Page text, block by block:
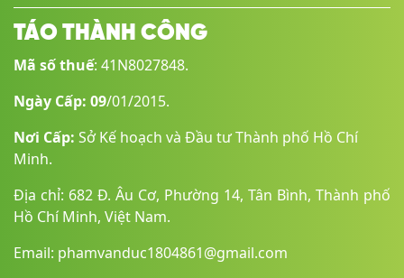
TÁO THÀNH CÔNG
Mã số thuế: 41N8027848.
Ngày Cấp: 09/01/2015.
Nơi Cấp: Sở Kế hoạch và Đầu tư Thành phố Hồ Chí
Minh.
Địa chỉ: 682 Đ. Âu Cơ, Phường 14, Tân Bình, Thành phố
Hồ Chí Minh, Việt Nam.
Email: phamvanduc1804861@gmail.com